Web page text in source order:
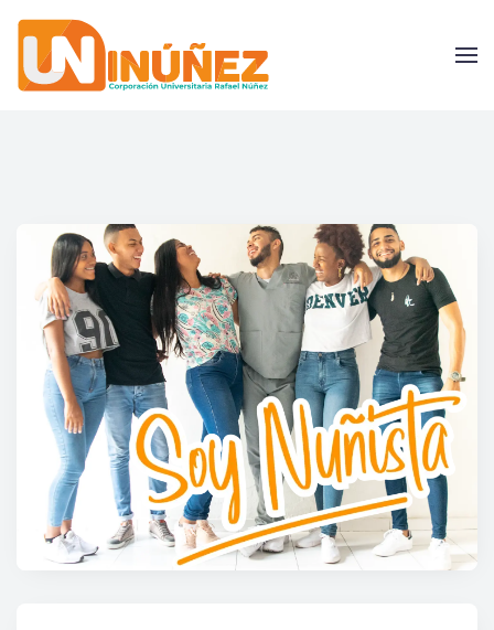
Skip to main content